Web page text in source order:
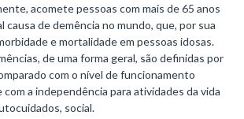
acomete pessoas com mais de 65 anos
causa de demência no mundo, que, por sua
e mortalidade em pessoas idosas.
de uma forma geral, são definidas por
com o nível de funcionamento
a independência para atividades da vida
social.